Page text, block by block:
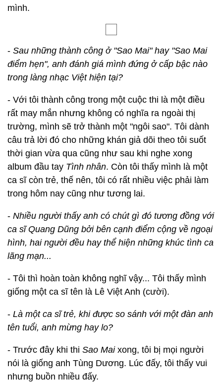
mình.
- Sau những thành công ở "Sao Mai" hay "Sao Mai
điểm hẹn", anh đánh giá mình đứng ở cấp bậc nào
trong làng nhạc Việt hiện tại?
- Với tôi thành công trong một cuộc thi là một điều
rất may mắn nhưng không có nghĩa ra ngoài thị
trường, mình sẽ trở thành một "ngôi sao". Tôi dành
câu trả lời đó cho những khán giả dõi theo tôi suốt
thời gian vừa qua cũng như sau khi nghe xong
album đầu tay Tình nhân. Còn tôi thấy mình là một
ca sĩ còn trẻ, thế nên, tôi có rất nhiều việc phải làm
trong hôm nay cũng như tương lai.
- Nhiều người thấy anh có chút gì đó tương đồng với
ca sĩ Quang Dũng bởi bên cạnh điểm cộng về ngoại
hình, hai người đều hay thể hiện những khúc tình ca
lãng mạn...
- Tôi thì hoàn toàn không nghĩ vậy... Tôi thấy mình
giống một ca sĩ tên là Lê Việt Anh (cười).
- Là một ca sĩ trẻ, khi được so sánh với một đàn anh
tên tuổi, anh mừng hay lo?
- Trước đây khi thi Sao Maixong, tôi bị mọi người
nói là giống anh Tùng Dương. Lúc đấy, tôi thấy vui
nhưng buồn nhiều đấy.